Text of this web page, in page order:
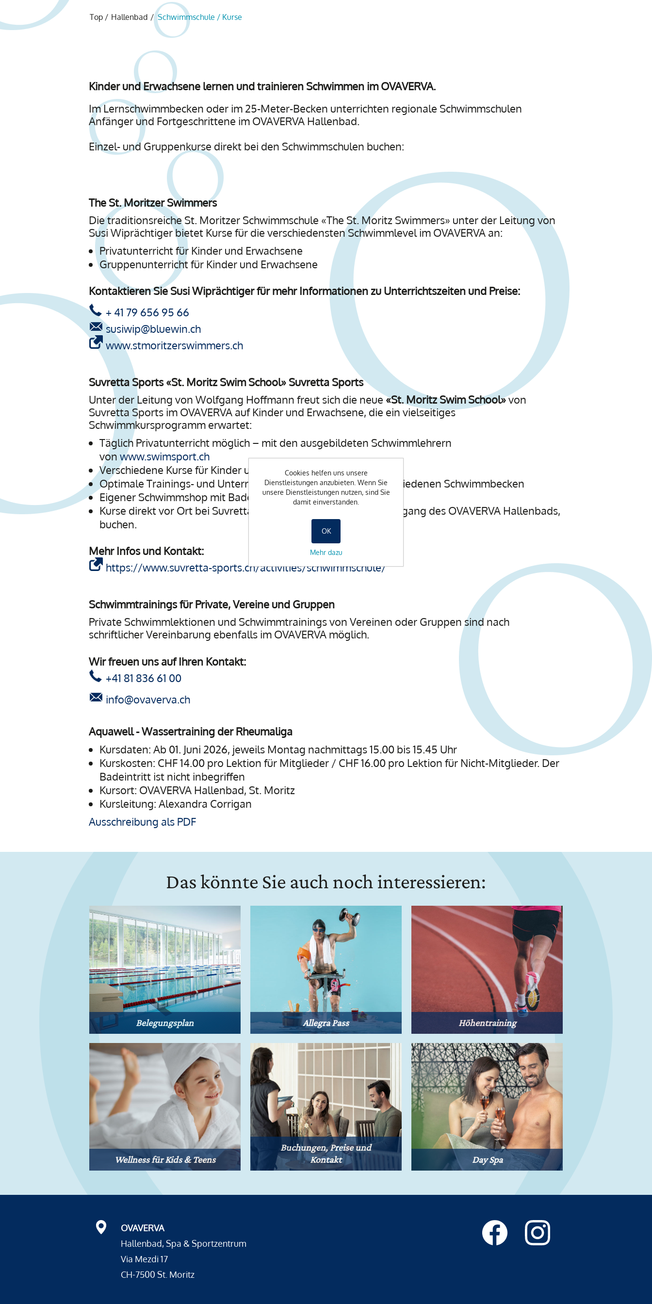
Top / Hallenbad / Schwimmschule / Kurse
Kinder und Erwachsene lernen und trainieren Schwimmen im OVAVERVA.
Im Lernschwimmbecken oder im 25-Meter-Becken unterrichten regionale Schwimmschulen
Anfänger und Fortgeschrittene im OVAVERVA Hallenbad.
Einzel- und Gruppenkurse direkt bei den Schwimmschulen buchen:
The St. Moritzer Swimmers
Die traditionsreiche St. Moritzer Schwimmschule «The St. Moritz Swimmers» unter der Leitung von
Susi Wiprächtiger bietet Kurse für die verschiedensten Schwimmlevel im OVAVERVA an:
Privatunterricht für Kinder und Erwachsene
Gruppenunterricht für Kinder und Erwachsene
Kontaktieren Sie Susi Wiprächtiger für mehr Informationen zu Unterrichtszeiten und Preise:
+ 41 79 656 95 66
susiwip@bluewin.ch
www.stmoritzerswimmers.ch
Suvretta Sports«St. Moritz Swim School» Suvretta Sports
Unter der Leitung von Wolfgang Hoffmann freut sich die neue«St. Moritz Swim School»von
Suvretta Sports im OVAVERVA auf Kinder und Erwachsene, die ein vielseitiges
Schwimmkursprogramm erwartet:
Täglich Privatunterricht möglich – mit den ausgebildeten Schwimmlehrern
vonwww.swimsport.ch
Verschiedene Kurse für Kinder und Jugendliche
Optimale Trainings- und Unterrichtsmöglichkeiten in den verschiedenen Schwimmbecken
Eigener Schwimmshop mit Bademode und Zubehör
Kurse direkt vor Ort bei Suvretta Sports St. Moritz, am Haupteingang des OVAVERVA Hallenbads,
buchen.
Mehr Infos und Kontakt:
https://www.suvretta-sports.ch/activities/schwimmschule/
Schwimmtrainings für Private, Vereine und Gruppen
Private Schwimmlektionen und Schwimmtrainings von Vereinen oder Gruppen sind nach
schriftlicher Vereinbarung ebenfalls im OVAVERVA möglich.
Wir freuen uns auf Ihren Kontakt:
+41 81 836 61 00
info@ovaverva.ch
Aquawell - Wassertraining der Rheumaliga
Kursdaten: Ab 01. Juni 2026, jeweils Montag nachmittags 15.00 bis 15.45 Uhr
Kurskosten: CHF 14.00 pro Lektion für Mitglieder / CHF 16.00 pro Lektion für Nicht-Mitglieder. Der
Badeintritt ist nicht inbegriffen
Kursort: OVAVERVA Hallenbad, St. Moritz
Kursleitung: Alexandra Corrigan
Ausschreibung als PDF
Das könnte Sie auch noch interessieren:
Belegungsplan Allegra Pass Höhentraining
Wellness für Kids & Teens
Buchungen, Preise und
Kontakt
Day Spa
OVAVERVA
Hallenbad, Spa & Sportzentrum
Via Mezdi 17
CH-7500 St. Moritz
Cookies helfen uns unsere
Dienstleistungen anzubieten. Wenn Sie
unsere Dienstleistungen nutzen, sind Sie
damit einverstanden.
OK
Mehr dazu